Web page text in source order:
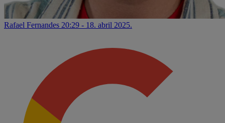
Rafael Fernandes 20:29 - 18. abril 2025.